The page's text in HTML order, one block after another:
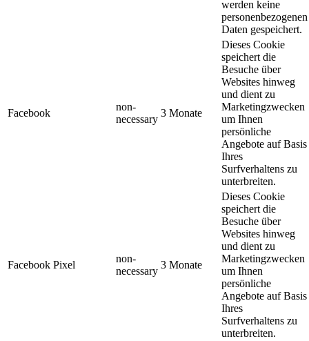
werden keine
personenbezogenen
Daten gespeichert.
Facebook
non-
necessary
3 Monate
Dieses Cookie
speichert die
Besuche über
Websites hinweg
und dient zu
Marketingzwecken
um Ihnen
persönliche
Angebote auf Basis
Ihres
Surfverhaltens zu
unterbreiten.
Facebook Pixel
non-
necessary
3 Monate
Dieses Cookie
speichert die
Besuche über
Websites hinweg
und dient zu
Marketingzwecken
um Ihnen
persönliche
Angebote auf Basis
Ihres
Surfverhaltens zu
unterbreiten.